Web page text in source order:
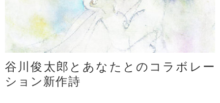
谷川俊太郎とあなたとのコラボレー
ション新作詩